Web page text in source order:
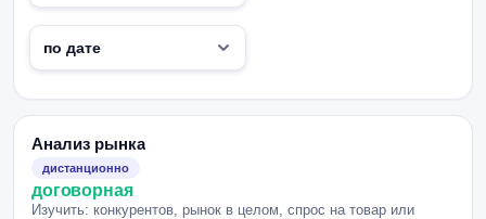
Анализ рынка
дистанционно
договорная
Изучить: конкурентов, рынок в целом, спрос на товар или